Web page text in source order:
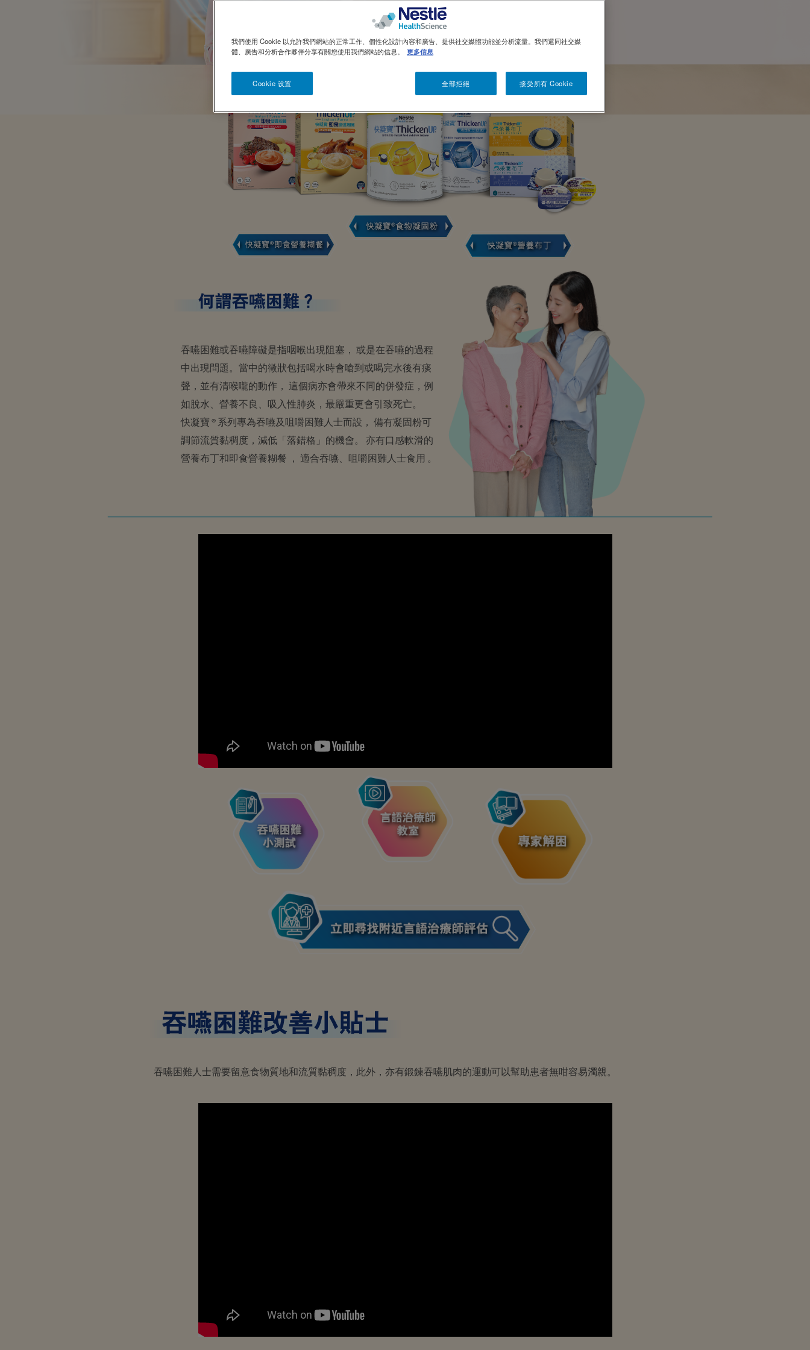
吞嚥困難或吞嚥障礙是指咽喉出現阻塞， 或是在吞嚥的過程
中出現問題。當中的徵狀包括喝水時會嗆到或喝完水後有痰
聲，並有清喉嚨的動作， 這個病亦會帶來不同的併發症，例
如脫水、營養不良、吸入性肺炎，最嚴重更會引致死亡。
快凝寶 ® 系列專為吞嚥及咀嚼困難人士而設， 備有凝固粉可
調節流質黏稠度，減低「落錯格」的機會。 亦有口感軟滑的
營養布丁和即食營養糊餐 ， 適合吞嚥、咀嚼困難人士食用 。
吞嚥困難人士需要留意食物質地和流質黏稠度，此外，亦有鍛鍊吞嚥肌肉的運動可以幫助患者無咁容易濁親。
我們使用 Cookie 以允許我們網站的正常工作、個性化設計內容和廣告、提供社交媒體功能並分析流量。我們還同社交媒
體、廣告和分析合作夥伴分享有關您使用我們網站的信息。
更多信息
全部拒絕 接受所有 Cookie
Cookie 设置